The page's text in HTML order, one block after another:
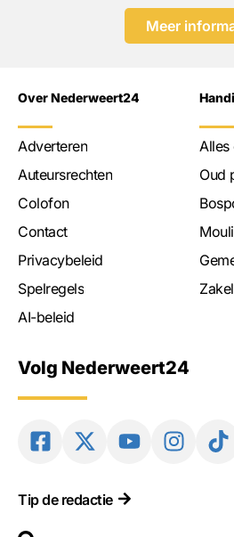
Meer
Over Nederweert24
Adverteren
Auteursrechten
Colofon
Contact
Privacybeleid
Spelregels
AI-beleid
Oud
Volg Nederweert24
Tip de redactie